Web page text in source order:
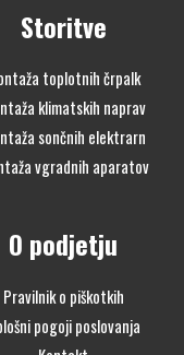
Storitve
toplotnih črpalk
klimatskih naprav
sončnih elektrarn
vgradnih aparatov
O podjetju
Pravilnik o piškotkih
pogoji poslovanja